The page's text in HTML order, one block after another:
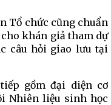
Tổ chức cũng chuẩn
khán giả tham dự
câu hỏi giao lưu tại
gồm đại diện cơ
Nhiên liệu sinh học